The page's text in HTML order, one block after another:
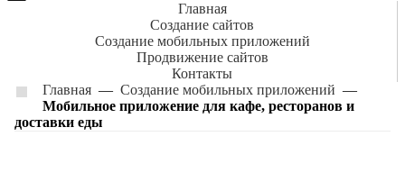
Главная
Создание сайтов
Создание мобильных приложений
Продвижение сайтов
Контакты
Главная— Создание мобильных приложений —
Мобильное приложение для кафе, ресторанов и
доставки еды